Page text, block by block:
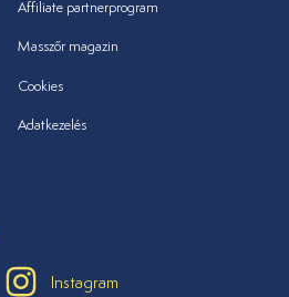
Affiliate partnerprogram
Masszőr magazin
Cookies
Adatkezelés
Instagram